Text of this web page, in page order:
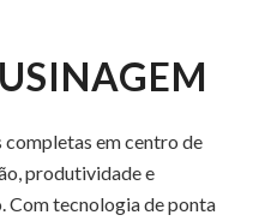
em centro de
produtividade e
Com tecnologia de ponta